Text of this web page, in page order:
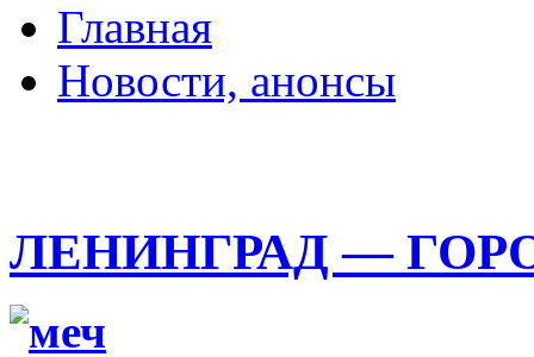
Главная
Новости, анонсы
ЛЕНИНГРАД —